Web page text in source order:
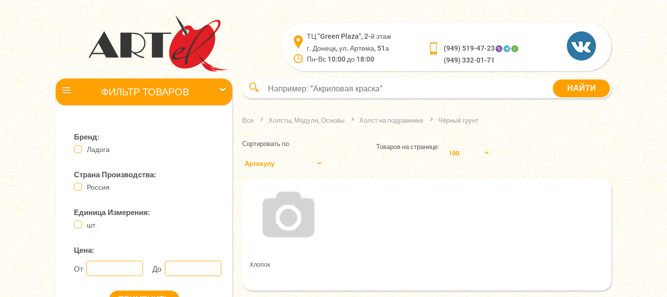
ТЦ "Green Plaza", 2-й этаж
г. Донецк, ул. Артема, 51а
Пн-Вс 10:00 до 18:00
(949) 519-47-23
(949) 332-01-71
ФИЛЬТР ТОВАРОВ
Бренд:
Ладога
Страна Производства:
Россия
Единица Измерения:
шт.
Цена:
От До
Все Холсты, Модули, Основы Холст на подрамнике Чёрный грунт
Сортировать по:
Артикулу
Товаров на странице:
100
Хлопок